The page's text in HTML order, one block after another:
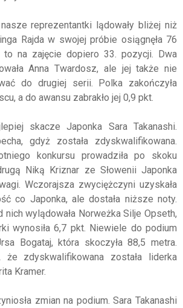
reprezentantki lądowały bliżej niż
Rajda w swojej próbie osiągnęła 76
to na zajęcie dopiero 33. pozycji. Dwa
Anna Twardosz, ale jej także nie
do drugiej serii. Polka zakończyła
a do awansu zabrakło jej 0,9 pkt.
skacze Japonka Sara Takanashi.
gdyż została zdyskwalifikowana.
konkursu prowadziła po skoku
Niką Kriznar ze Słowenii Japonka
Wczorajsza zwyciężczyni uzyskała
co Japonka, ale dostała niższe noty.
nich wylądowała Norweżka Silje Opseth,
wynosiła 6,7 pkt. Niewiele do podium
Bogataj, która skoczyła 88,5 metra.
że zdyskwalifikowana została liderka
Kramer.
zmian na podium. Sara Takanashi